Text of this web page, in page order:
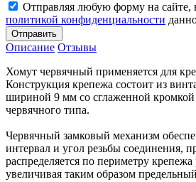
Отправляя любую форму на сайте,
политикой конфиденциальности
Отправить
Описание Отзывы
Хомут червячный применяется для
Конструкция крепежа состоит из
шириной 9 мм со сглаженной кромкой
червячного типа.
Червячный замковый механизм
интервал и угол резьбы соединения,
распределяется по периметру
увеличивая таким образом